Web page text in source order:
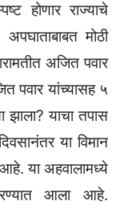
होणार राज्याचे
मोठी
अजित पवार
पवार यांच्यासह ५
याचा तपास
या विमान
या अहवालामध्ये
आला आहे.